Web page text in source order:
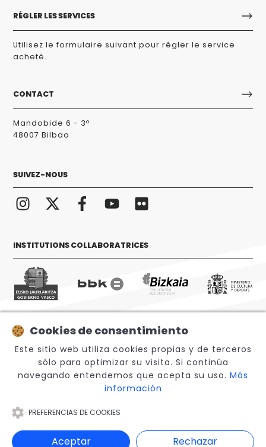
RÉGLER LES SERVICES
Utilisez le formulaire suivant pour régler le service
acheté.
CONTACT
Mandobide 6 - 3º
48007 Bilbao
SUIVEZ-NOUS
INSTITUTIONS COLLABORATRICES
© 2026 Sabino Arana Fundazioa
Note légale
Cookies de consentimiento
Este sitio web utiliza cookies propias y de terceros
sólo para optimizar su visita. Si continúa
navegando entendemos que acepta su uso. Más
información
PREFERENCIAS DE COOKIES
Aceptar Rechazar